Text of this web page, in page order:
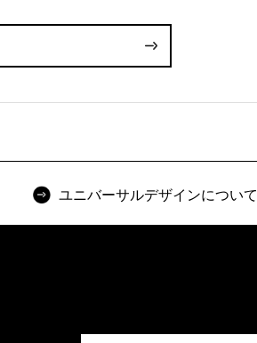
ユニバーサルデザインについて